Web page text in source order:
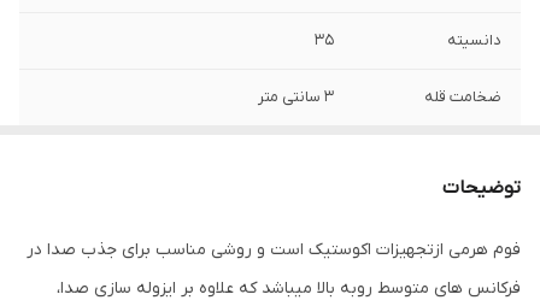
دانسیته ۳۵
ضخامت قله ۳ سانتی متر
توضیحات
فوم هرمی ازتجهیزات اکوستیک است و روشی مناسب برای جذب صدا در
فرکانس های متوسط روبه بالا میباشد که علاوه بر ایزوله سازی صدا،